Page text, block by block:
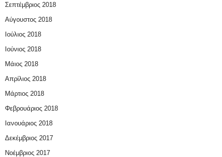
Σεπτέμβριος 2018
Αύγουστος 2018
Ιούλιος 2018
Ιούνιος 2018
Μάιος 2018
Απρίλιος 2018
Μάρτιος 2018
Φεβρουάριος 2018
Ιανουάριος 2018
Δεκέμβριος 2017
Νοέμβριος 2017